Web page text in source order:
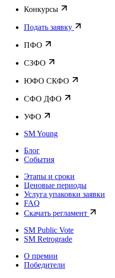
Конкурсы
Подать заявку
ПФО
СЗФО
ЮФО СКФО
CФО ДФО
УФО
SM Young
Блог
События
Этапы и сроки
Ценовые периоды
Услуга упаковки заявки
FAQ
Скачать регламент
SM Public Vote
SM Retrograde
О премии
Победители